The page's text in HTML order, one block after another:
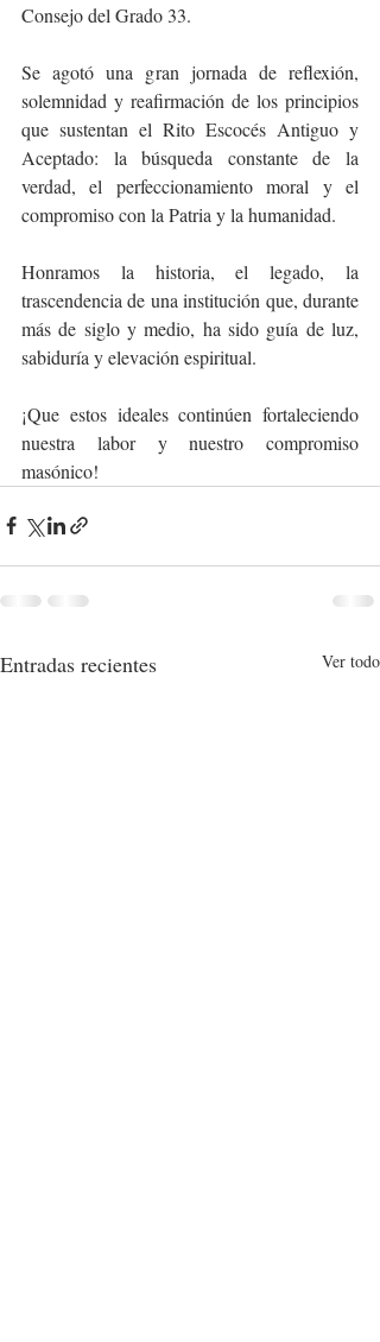
Consejo del Grado 33.
Se agotó una gran jornada de reflexión,
solemnidad y reafirmación de los principios
que sustentan el Rito Escocés Antiguo y
Aceptado: la búsqueda constante de la
verdad, el perfeccionamiento moral y el
compromiso con la Patria y la humanidad.
Honramos la historia, el legado, la
trascendencia de una institución que, durante
más de siglo y medio, ha sido guía de luz,
sabiduría y elevación espiritual.
¡Que estos ideales continúen fortaleciendo
nuestra labor y nuestro compromiso
masónico!
Entradas recientes Ver todo